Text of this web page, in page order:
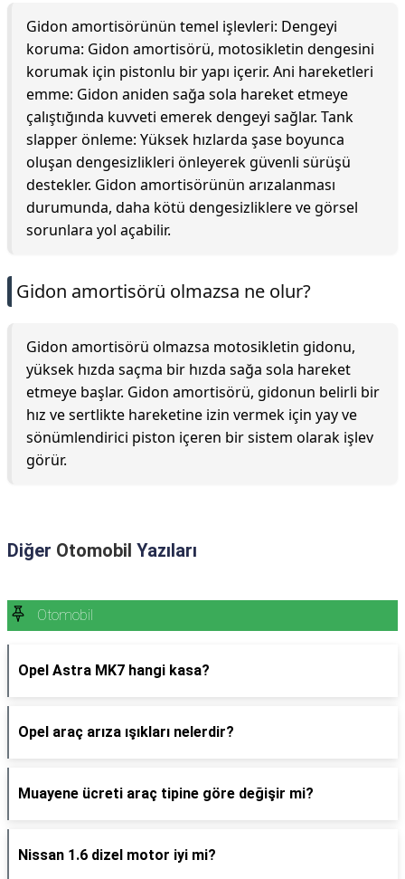
Gidon amortisörünün temel işlevleri: Dengeyi
koruma: Gidon amortisörü, motosikletin dengesini
korumak için pistonlu bir yapı içerir. Ani hareketleri
emme: Gidon aniden sağa sola hareket etmeye
çalıştığında kuvveti emerek dengeyi sağlar. Tank
slapper önleme: Yüksek hızlarda şase boyunca
oluşan dengesizlikleri önleyerek güvenli sürüşü
destekler. Gidon amortisörünün arızalanması
durumunda, daha kötü dengesizliklere ve görsel
sorunlara yol açabilir.
Gidon amortisörü olmazsa ne olur?
Gidon amortisörü olmazsa motosikletin gidonu,
yüksek hızda saçma bir hızda sağa sola hareket
etmeye başlar. Gidon amortisörü, gidonun belirli bir
hız ve sertlikte hareketine izin vermek için yay ve
sönümlendirici piston içeren bir sistem olarak işlev
görür.
Diğer Otomobil Yazıları
Otomobil
Opel Astra MK7 hangi kasa?
Opel araç arıza ışıkları nelerdir?
Muayene ücreti araç tipine göre değişir mi?
Nissan 1.6 dizel motor iyi mi?